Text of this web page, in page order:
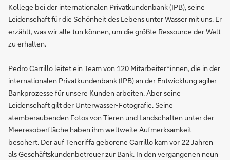
Kollege bei der internationalen Privatkundenbank (IPB), seine
Leidenschaft für die Schönheit des Lebens unter Wasser mit uns. Er
erzählt, was wir alle tun können, um die größte Ressource der Welt
zu erhalten.
Pedro Carrillo leitet ein Team von 120 Mitarbeiter*innen, die in der
internationalen Privatkundenbank(IPB) an der Entwicklung agiler
Bankprozesse für unsere Kunden arbeiten. Aber seine
Leidenschaft gilt der Unterwasser-Fotografie. Seine
atemberaubenden Fotos von Tieren und Landschaften unter der
Meeresoberfläche haben ihm weltweite Aufmerksamkeit
beschert. Der auf Teneriffa geborene Carrillo kam vor 22 Jahren
als Geschäftskundenbetreuer zur Bank. In den vergangenen neun